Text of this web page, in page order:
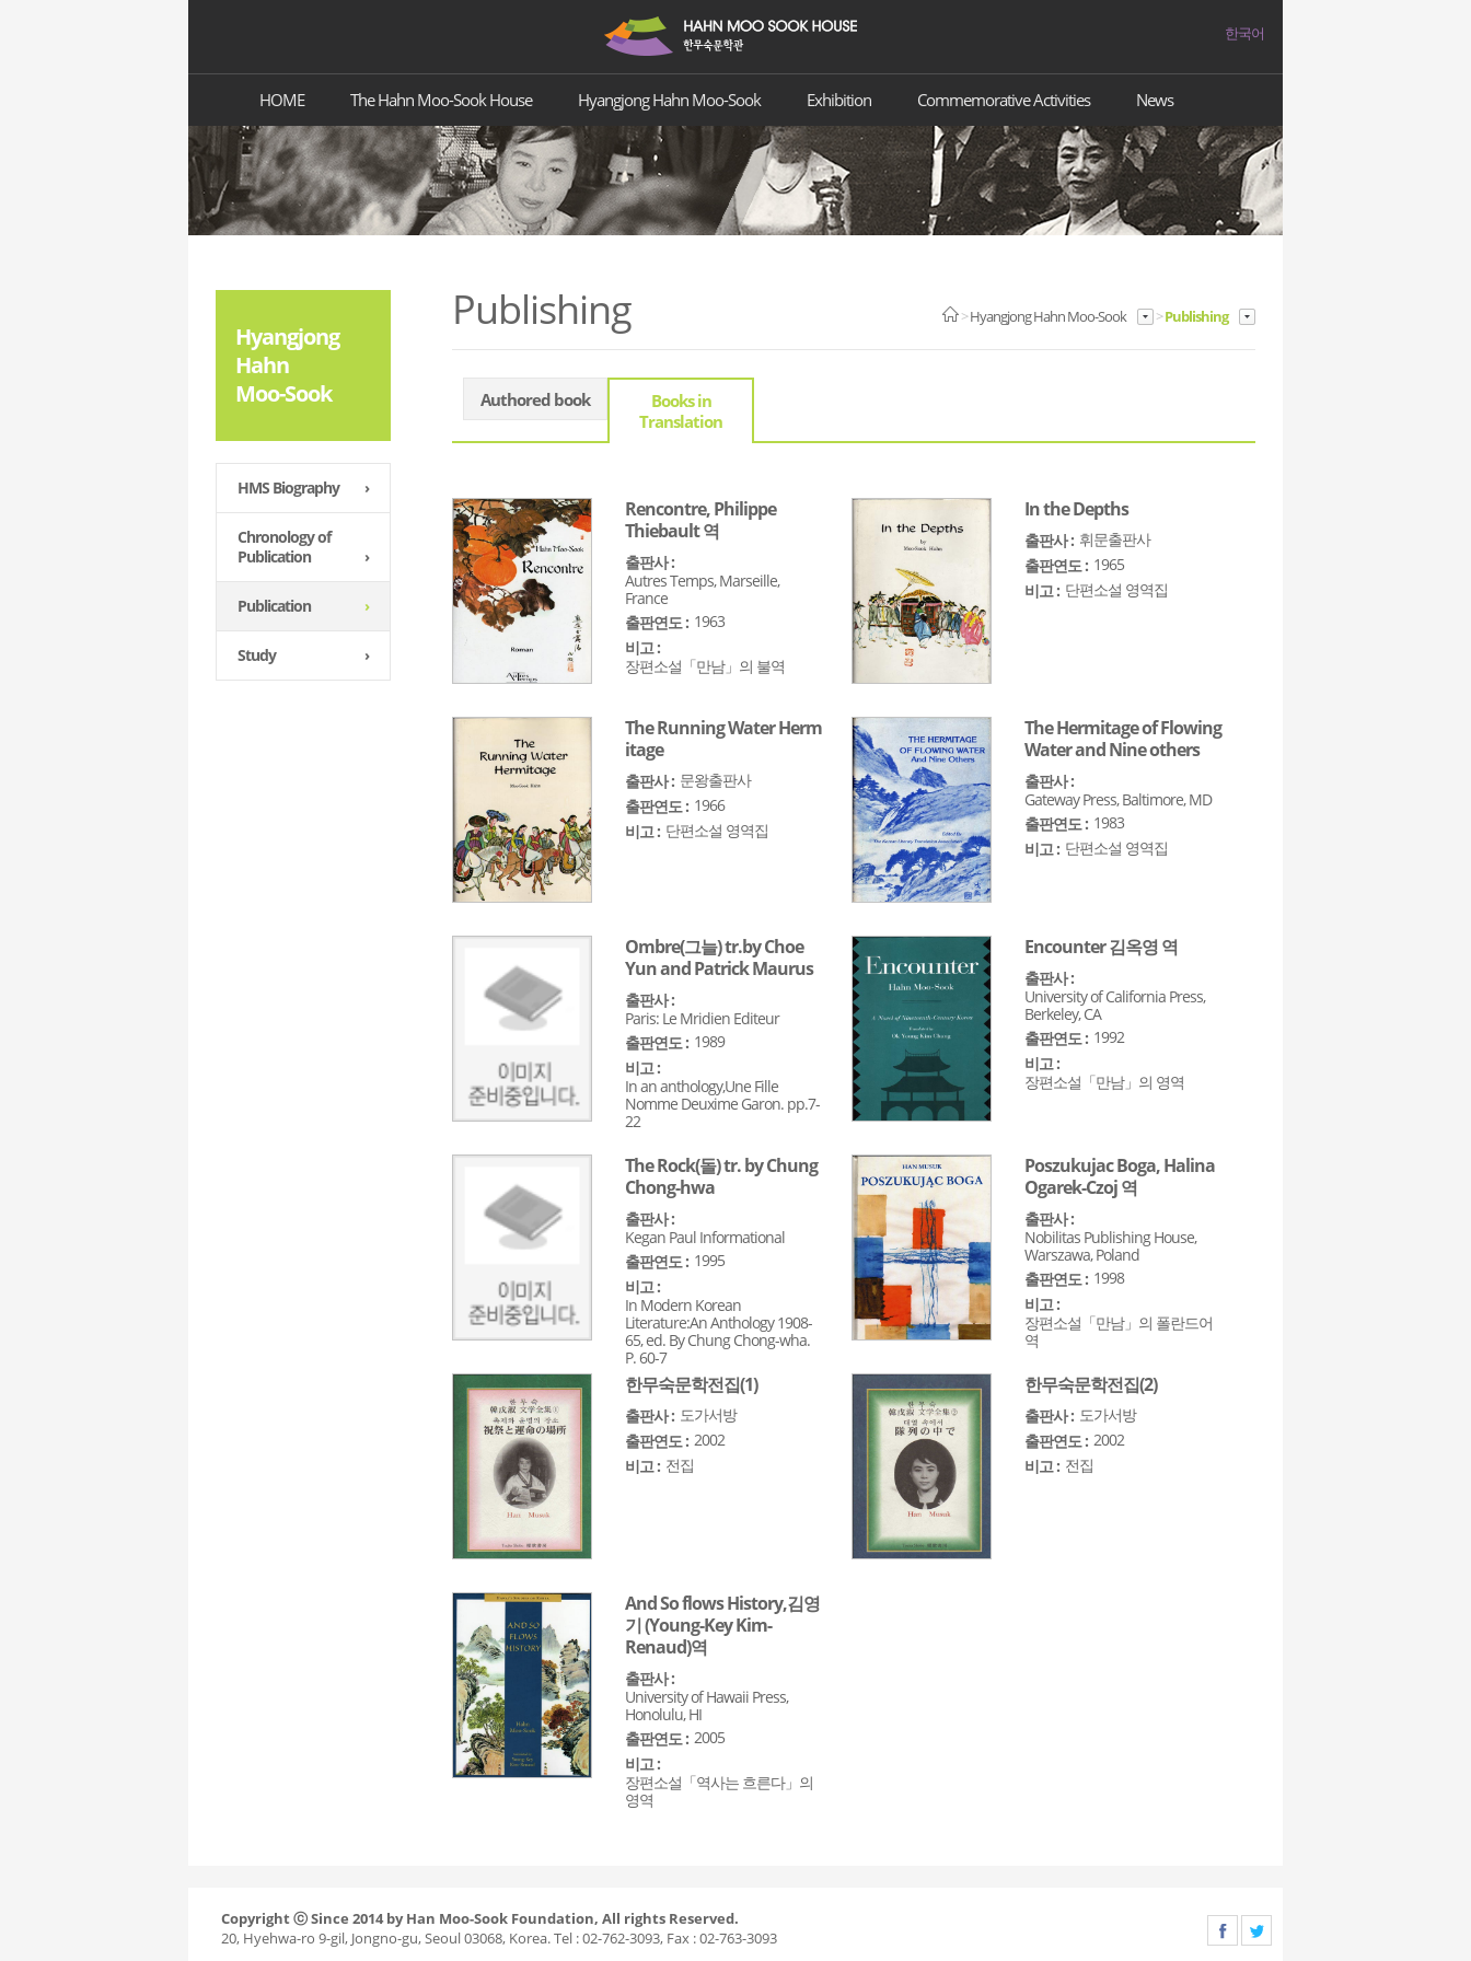
한국어
HOME The Hahn Moo-Sook House Hyangjong Hahn Moo-Sook Exhibition Commemorative Activities News
Hyangjong
Hahn
Moo-Sook
HMS Biography ›
Chronology of
Publication
›
Publication ›
Study ›
Publishing >Hyangjong Hahn Moo-Sook >Publishing
Authored book
Books in
Translation
Rencontre, Philippe
Thiebault 역
출판사 :
Autres Temps, Marseille,
France
출판연도 : 1963
비고 :
장편소설「만남」의 불역
In the Depths
출판사 : 휘문출판사
출판연도 : 1965
비고 : 단편소설 영역집
The Running Water Herm
itage
출판사 : 문왕출판사
출판연도 : 1966
비고 : 단편소설 영역집
The Hermitage of Flowing
Water and Nine others
출판사 :
Gateway Press, Baltimore, MD
출판연도 : 1983
비고 : 단편소설 영역집
Ombre(그늘) tr.by Choe
Yun and Patrick Maurus
출판사 :
Paris: Le Mridien Editeur
출판연도 : 1989
비고 :
In an anthology,Une Fille
Nomme Deuxime Garon. pp.7-
22
Encounter 김옥영 역
출판사 :
University of California Press,
Berkeley, CA
출판연도 : 1992
비고 :
장편소설「만남」의 영역
The Rock(돌) tr. by Chung
Chong-hwa
출판사 :
Kegan Paul Informational
출판연도 : 1995
비고 :
In Modern Korean
Literature:An Anthology 1908-
65, ed. By Chung Chong-wha.
P. 60-7
Poszukujac Boga, Halina
Ogarek-Czoj 역
출판사 :
Nobilitas Publishing House,
Warszawa, Poland
출판연도 : 1998
비고 :
장편소설「만남」의 폴란드어
역
한무숙문학전집(1)
출판사 : 도가서방
출판연도 : 2002
비고 : 전집
한무숙문학전집(2)
출판사 : 도가서방
출판연도 : 2002
비고 : 전집
And So flows History,김영
기 (Young-Key Kim-
Renaud)역
출판사 :
University of Hawaii Press,
Honolulu, HI
출판연도 : 2005
비고 :
장편소설「역사는 흐른다」의
영역
Copyright ⓒ Since 2014 by Han Moo-Sook Foundation, All rights Reserved.
20, Hyehwa-ro 9-gil, Jongno-gu, Seoul 03068, Korea. Tel : 02-762-3093, Fax : 02-763-3093